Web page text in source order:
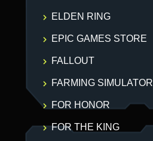
ELDEN RING
EPIC GAMES STORE
FALLOUT
FARMING SIMULATOR
FOR HONOR
FOR THE KING